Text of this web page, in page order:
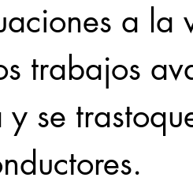
a
trabajos
y se